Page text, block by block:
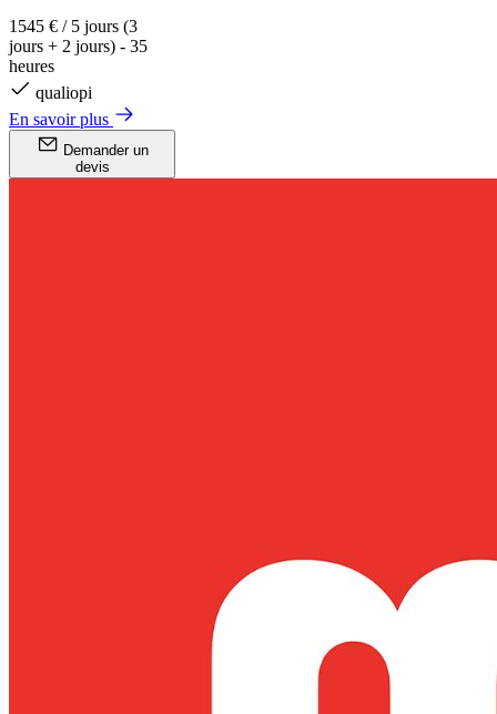
1545 € / 5 jours (3
jours + 2 jours) - 35
heures
qualiopi
En savoir plus
Demander un
devis